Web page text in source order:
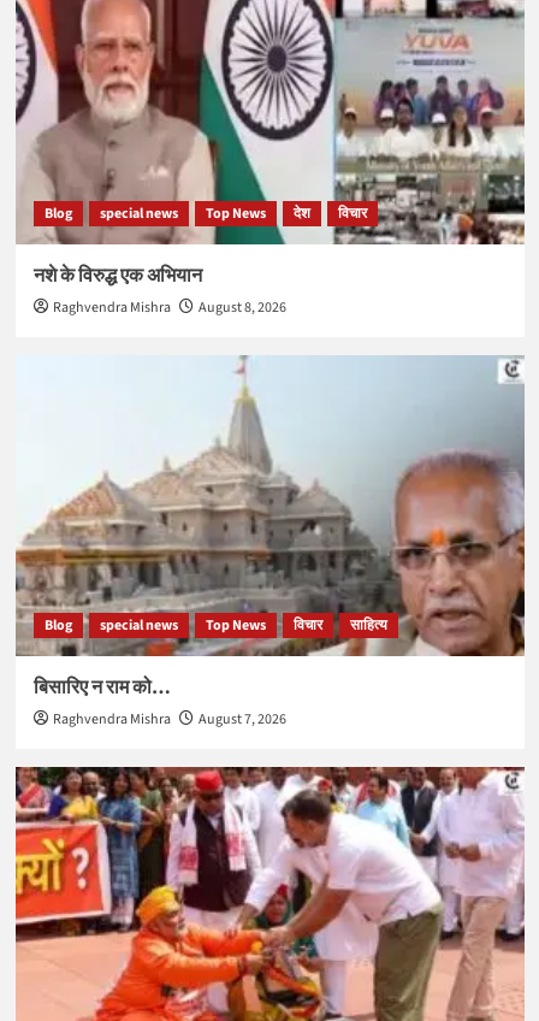
Blog special news Top News देश विचार
नशे के विरुद्ध एक अभियान
Raghvendra Mishra August 8, 2026
Blog special news Top News विचार साहित्य
बिसारिए न राम को…
Raghvendra Mishra August 7, 2026